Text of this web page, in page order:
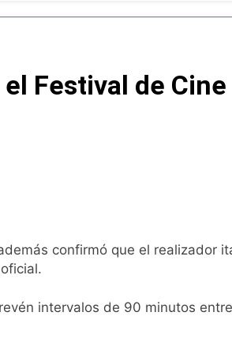
como «delincuentes anarquistas»
capítulo
hubo detenidos y
Festival de Cine
confirmó que el realizador
intervalos de 90 minutos